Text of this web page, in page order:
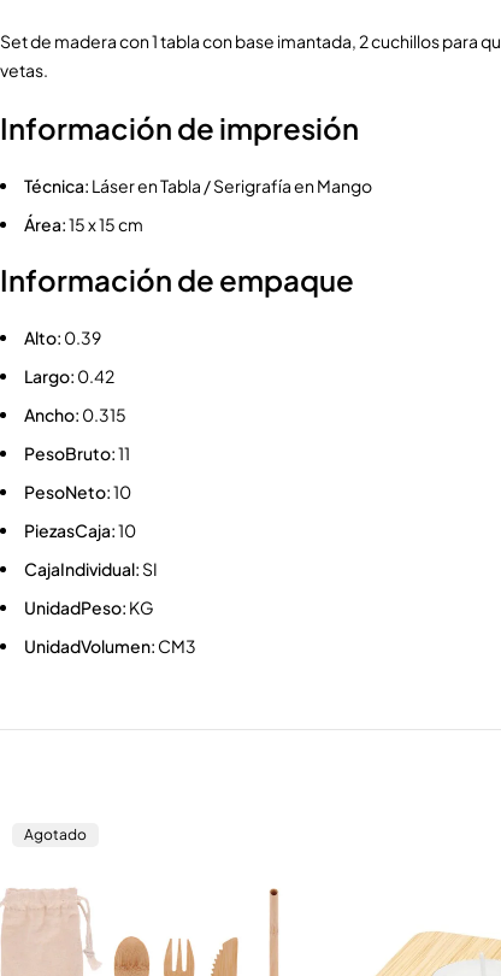
Set de madera con 1 tabla con base imantada, 2 cuchillos para
vetas.
Información de impresión
Técnica: Láser en Tabla / Serigrafía en Mango
Área:15 x 15 cm
Información de empaque
Alto: 0.39
Largo: 0.42
Ancho: 0.315
PesoBruto:11
PesoNeto:10
PiezasCaja:10
CajaIndividual: SI
UnidadPeso: KG
UnidadVolumen: CM3
Agotado